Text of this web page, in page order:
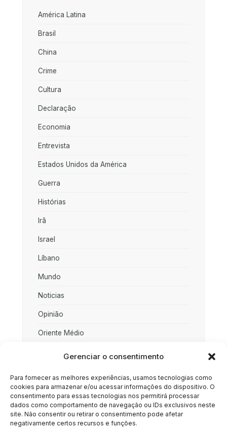
Gerenciar o consentimento
Para fornecer as melhores experiências, usamos tecnologias como
cookies para armazenar e/ou acessar informações do dispositivo. O
consentimento para essas tecnologias nos permitirá processar
dados como comportamento de navegação ou IDs exclusivos neste
site. Não consentir ou retirar o consentimento pode afetar
negativamente certos recursos e funções.
América Latina
Brasil
China
Crime
Cultura
Declaração
Economia
Entrevista
Estados Unidos da América
Guerra
Histórias
Irã
Israel
Líbano
Mundo
Noticias
Opinião
Oriente Médio
Palestina
Rússia
Sociedade
Uncategorized